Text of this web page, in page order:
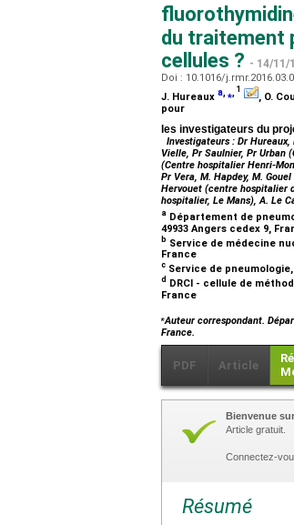
du traitement
cellules ? - 14/11/
Doi : 10.1016/
J. Hureaux a ⁎ 1
, O.
pour
les investigateurs du
Investigateurs : Dr
Vielle, Pr Saulnier, Pr Urban
(Centre hospitalier Henri-
Pr Vera, M. Hapdey, M.
Hervouet (centre hospitalier
hospitalier, Le Mans), A. Le
a Département de
49933 Angers cedex 9,
b Service de médecine
France
c Service de
d DRCI - cellule de
France
⁎Auteur correspondant.
France.
PDF Article
Bienvenue
Article gratuit.
Connectez-
Résumé